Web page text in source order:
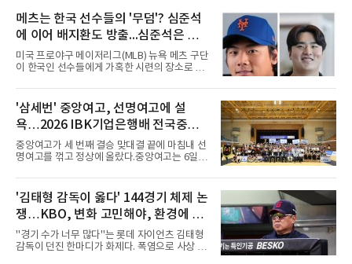
메츠는 한국 선수들의 '무덤'? 심준석
에 이어 배지환도 방출...심준석은 이
미 귀국, 배지환은 미국 잔류할 듯
미국 프로야구 메이저리그(MLB) 뉴욕 메츠 구단
이 한국인 선수들에게 가혹한 시련의 장소로 전
대형 유망주로 기대를 모았던 투수 심준석에 이
어, 빅리그 경력을 지닌 내외야수 배지환까지 연
달아 뉴욕 메츠 산하 마이너리그에서 방출 통보
를 받는 아픔을 겪었다. 두 선수의 동반 이탈은
메츠 구단이 유독 한국 선수들에게 '기회의 땅'이
아닌 '무덤'처럼 작용하고 있음을 방증하고 있다.
고교 시절 시속 160km에 달하는 강속구로 큰 스
리츠와 마이애미 말린스를 거쳐 메츠에 둥지를
틀며 반등을 노렸으나
'삼세번' 중앙여고, 선명여고에 설
욕…2026 IBK기업은행배 전국중고
배구대회 우승
중앙여고가 세 번째 결승 맞대결 끝에 마침내 선
명여고를 꺾고 정상에 올랐다.중앙여고는 6일
행배 전국중고배구대회 18세 이하 여자부 결승
에서 선명여고를 세트스코어 3-1(13-25, 25-14,
25-17, 25-10)로 물리치고 우승을 차지했다.첫
세트를 13-25로 내주며 불안하게 출발한 중앙여
고는 이후 조직력을 되찾아 2세트부터 경기 주
도권을 완전히 장악했다. 강한 서브와 탄탄한 수
비를 앞세워 내리 세 세트를 따내며 짜릿한 역전
'김태형 감독이 옳다' 144경기 체제 논
쟁…KBO, 변화 고민해야, 환경에 맞
는 경기 수가 바람직
"경기 수가 너무 많다"는 롯데 자이언츠 김태형
감독이 던진 한마디가 화제다. 폭염으로 사상 초